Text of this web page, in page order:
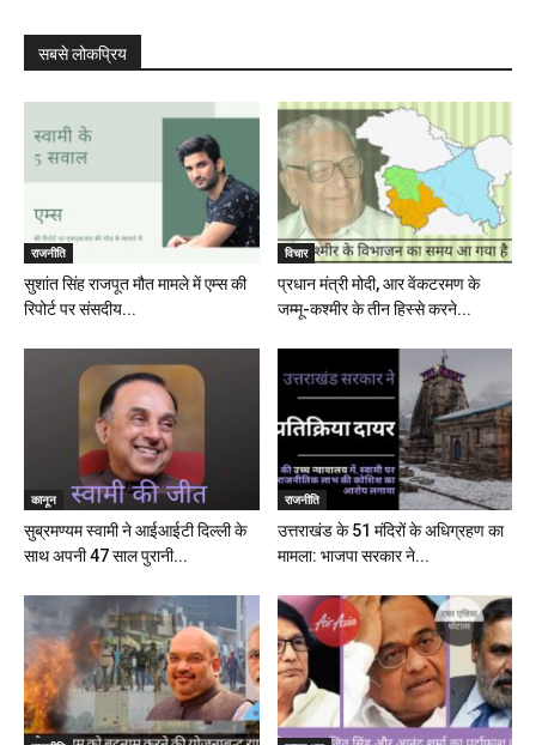
सबसे लोकप्रिय
राजनीति
सुशांत सिंह राजपूत मौत मामले में एम्स की
रिपोर्ट पर संसदीय...
विचार
प्रधान मंत्री मोदी, आर वेंकटरमण के
जम्मू-कश्मीर के तीन हिस्से करने...
कानून
सुब्रमण्यम स्वामी ने आईआईटी दिल्ली के
साथ अपनी 47 साल पुरानी...
राजनीति
उत्तराखंड के 51 मंदिरों के अधिग्रहण का
मामला: भाजपा सरकार ने...